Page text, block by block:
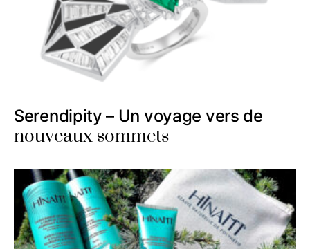
Serendipity – Un voyage vers de
nouveaux sommets